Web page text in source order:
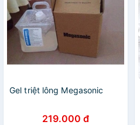
Gel triệt lông Megasonic
219.000 đ